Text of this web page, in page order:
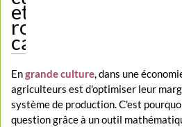
et
rotations-
cadres
Engrande culture, dans une
agriculteurs est d'optimiser leur
système de production. C'est
question grâce à un outil